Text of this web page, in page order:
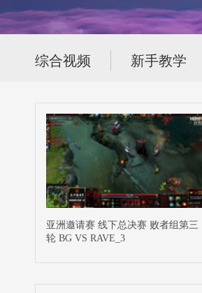
综合视频 新手教学
亚洲邀请赛 线下总决赛 败者组第三
轮 BG VS RAVE_3